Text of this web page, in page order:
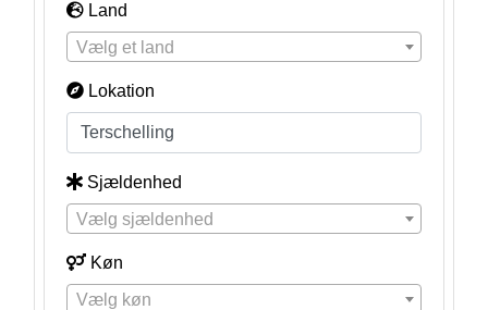
Land
Vælg et land
Lokation
Sjældenhed
Vælg sjældenhed
Køn
Vælg køn